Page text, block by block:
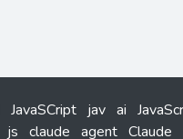
JavaSCript jav ai
js claude agent Claude